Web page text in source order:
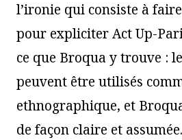
l’ironie qui consiste à
pour expliciter Act Up-
ce que Broqua y trouve :
peuvent être utilisés
ethnographique, et
de façon claire et